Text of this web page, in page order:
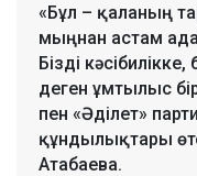
«Бұл – қаланың
мыңнан астам
Бізді
деген ұмтылыс
пен «Әділет»
құндылықтары
Атабаева.